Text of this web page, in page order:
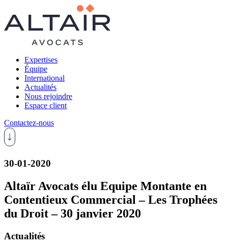
Expertises
Équipe
International
Actualités
Nous rejoindre
Espace client
Contactez-nous
30-01-2020
Altaïr Avocats élu Equipe Montante en
Contentieux Commercial – Les Trophées
du Droit – 30 janvier 2020
Actualités